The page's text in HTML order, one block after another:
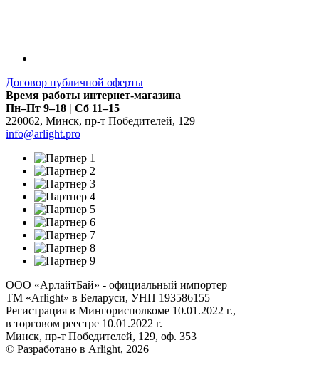
Договор публичной оферты
Время работы интернет-магазина
Пн–Пт 9–18 | Сб 11–15
220062, Минск, пр-т Победителей, 129
info@arlight.pro
ООО «АрлайтБай» - официальный импортер
ТМ «Arlight» в Беларуси, УНП 193586155
Регистрация в Мингорисполкоме 10.01.2022 г.,
в торговом реестре 10.01.2022 г.
Минск, пр-т Победителей, 129, оф. 353
© Разработано в Arlight, 2026